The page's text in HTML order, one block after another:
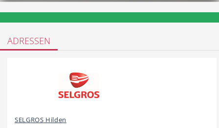
Einkaufen DE-News
News
ADRESSEN
SELGROS Hilden